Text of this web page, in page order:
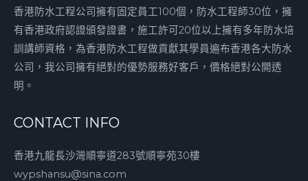
香港防水工程公司擁有固定員工100個，防水工程師30位，擁
有香港政府認證頒發證書，施工許可20位以上擁有多年防水培
訓講師資格，為香港防水工程做貢獻其學員遍布香港各大防水
公司，我公司擁有絕對的優勢服務好客戶，價格絕對公開透
明。
CONTACT INFO
香港九龍長沙灣順寧道283號順寧苑30樓
wypshansu@sina.com